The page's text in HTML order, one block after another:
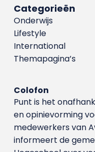
Categorieën
Onderwijs
Lifestyle
International
Themapagina’s
Colofon
Punt is het
en opinievorming
medewerkers van
informeert de